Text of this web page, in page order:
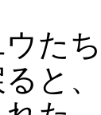
たち
ると